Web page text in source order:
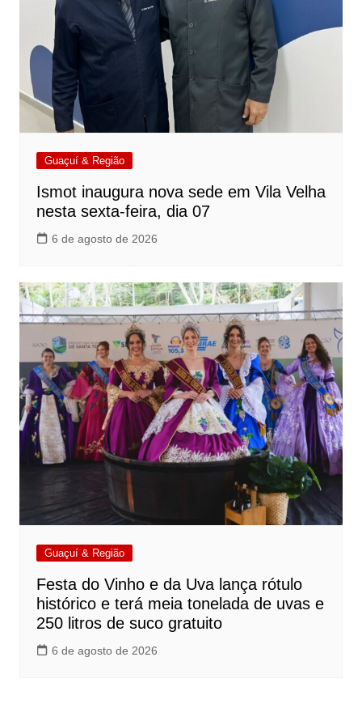
Guaçuí & Região
Ismot inaugura nova sede em Vila Velha
nesta sexta-feira, dia 07
6 de agosto de 2026
Guaçuí & Região
Festa do Vinho e da Uva lança rótulo
histórico e terá meia tonelada de uvas e
250 litros de suco gratuito
6 de agosto de 2026